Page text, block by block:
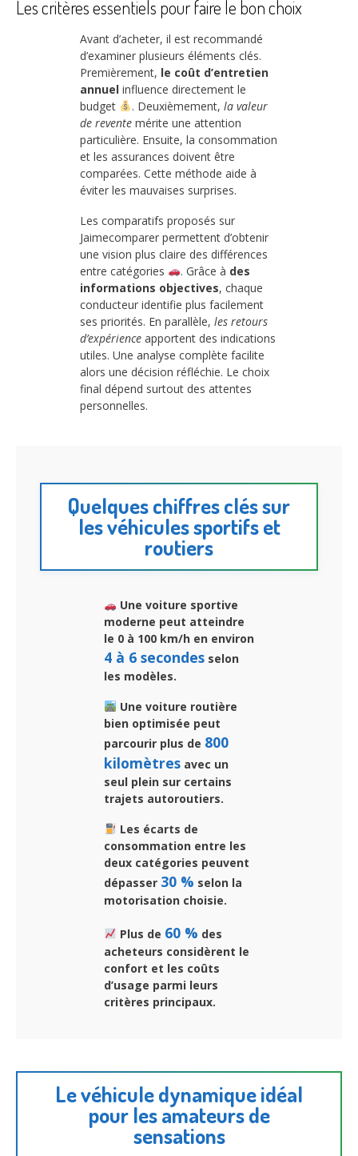
Les critères essentiels pour faire le bon choix
Avant d’acheter, il est recommandé
d’examiner plusieurs éléments clés.
Premièrement, le coût d’entretien
annuel influence directement le
budget
. Deuxièmement, la valeur
de revente mérite une attention
particulière. Ensuite, la consommation
et les assurances doivent être
comparées. Cette méthode aide à
éviter les mauvaises surprises.
Les comparatifs proposés sur
Jaimecomparer permettent d’obtenir
une vision plus claire des différences
entre catégories
. Grâce à des
informations objectives, chaque
conducteur identifie plus facilement
ses priorités. En parallèle, les retours
d’expérience apportent des indications
utiles. Une analyse complète facilite
alors une décision réfléchie. Le choix
final dépend surtout des attentes
personnelles.
Quelques chiffres clés sur
les véhicules sportifs et
routiers
Une voiture sportive
moderne peut atteindre
le 0 à 100 km/h en environ
4 à 6 secondes selon
les modèles.
Une voiture routière
bien optimisée peut
parcourir plus de 800
kilomètres avec un
seul plein sur certains
trajets autoroutiers.
Les écarts de
consommation entre les
deux catégories peuvent
dépasser 30 % selon la
motorisation choisie.
Plus de 60 % des
acheteurs considèrent le
confort et les coûts
d’usage parmi leurs
critères principaux.
Le véhicule dynamique idéal
pour les amateurs de
sensations